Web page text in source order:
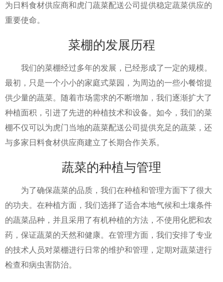
为日料食材供应商和虎门蔬菜配送公司提供稳定蔬菜供应的
重要使命。
菜棚的发展历程
我们的菜棚经过多年的发展，已经形成了一定的规模。
最初，只是一个小小的家庭式菜园，为周边的一些小餐馆提
供少量的蔬菜。随着市场需求的不断增加，我们逐渐扩大了
种植面积，引进了先进的种植技术和设备。如今，我们的菜
棚不仅可以为虎门当地的蔬菜配送公司提供充足的蔬菜，还
与多家日料食材供应商建立了长期合作关系。
蔬菜的种植与管理
为了确保蔬菜的品质，我们在种植和管理方面下了很大
的功夫。在种植方面，我们选择了适合本地气候和土壤条件
的蔬菜品种，并且采用了有机种植的方法，不使用化肥和农
药，保证蔬菜的天然和健康。在管理方面，我们安排了专业
的技术人员对菜棚进行日常的维护和管理，定期对蔬菜进行
检查和病虫害防治。